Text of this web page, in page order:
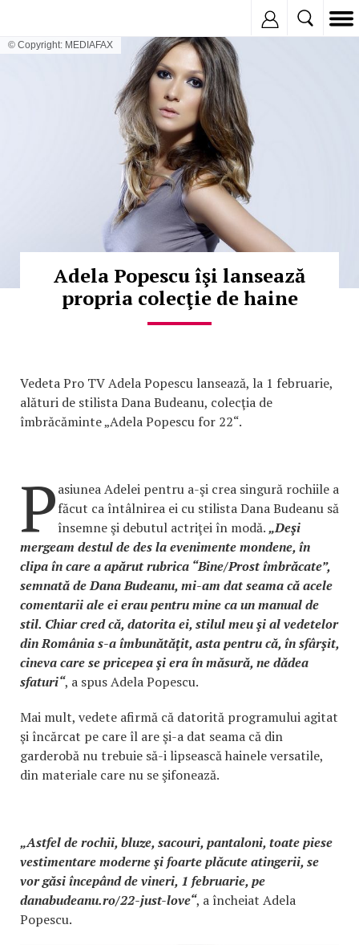
© Copyright: MEDIAFAX
Adela Popescu îşi lansează
propria colecţie de haine
Vedeta Pro TV Adela Popescu lansează, la 1 februarie,
alături de stilista Dana Budeanu, colecţia de
îmbrăcăminte „Adela Popescu for 22“.
Pasiunea Adelei pentru a-şi crea singură rochiile a
făcut ca întâlnirea ei cu stilista Dana Budeanu să
însemne şi debutul actriţei în modă.„Deşi
mergeam destul de des la evenimente mondene, în
clipa în care a apărut rubrica “Bine/Prost îmbrăcate”,
semnată de Dana Budeanu, mi-am dat seama că acele
comentarii ale ei erau pentru mine ca un manual de
stil. Chiar cred că, datorita ei, stilul meu şi al vedetelor
din România s-a îmbunătăţit, asta pentru că, în sfârşit,
cineva care se pricepea şi era în măsură, ne dădea
sfaturi“, a spus Adela Popescu.
Mai mult, vedete afirmă că datorită programului agitat
şi încărcat pe care îl are şi-a dat seama că din
garderobă nu trebuie să-i lipsească hainele versatile,
din materiale care nu se şifonează.
„Astfel de rochii, bluze, sacouri, pantaloni, toate piese
vestimentare moderne şi foarte plăcute atingerii, se
vor găsi începând de vineri, 1 februarie, pe
danabudeanu.ro/22-just-love“, a încheiat Adela
Popescu.